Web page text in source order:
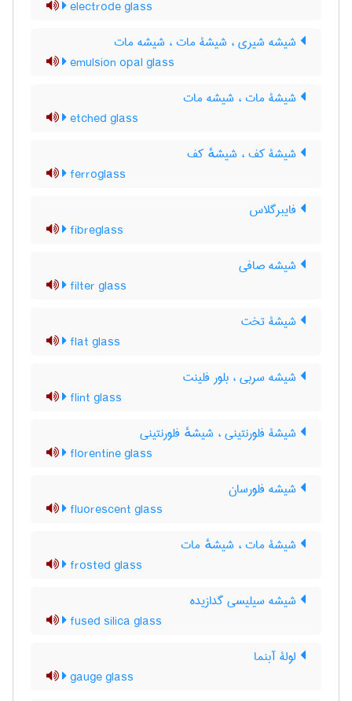
electrode glass
شیشه شیری ، شیشۀ مات ، شیشه مات
emulsion opal glass
شیشۀ مات ، شیشه مات
etched glass
شیشۀ کف ، شیشهٔ کف
ferroglass
فایبرگلاس
fibreglass
شیشه صافی
filter glass
شیشۀ تخت
flat glass
شیشه سربی ، بلور فلینت
flint glass
شیشۀ فلورنتینی ، شیشهٔ فلورنتینی
florentine glass
شیشه فلورسان
fluorescent glass
شیشۀ مات ، شیشهٔ مات
frosted glass
شیشه سیلیسی گدازیده
fused silica glass
لولۀ آبنما
gauge glass